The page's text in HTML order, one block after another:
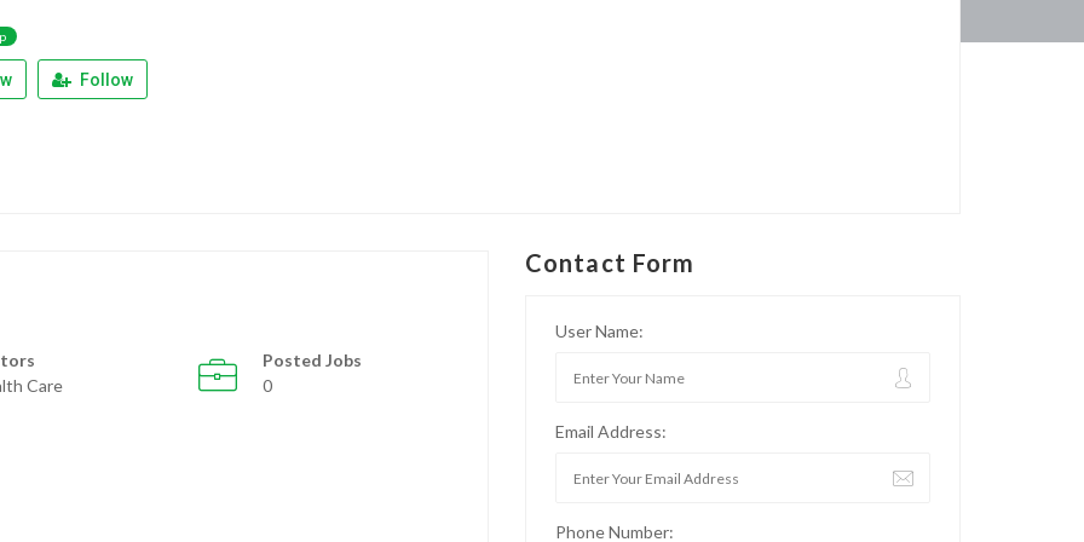
Follow
Care
Posted Jobs
0
Contact Form
User Name:
Email Address:
Phone Number: